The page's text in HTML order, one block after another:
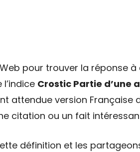
pour trouver la réponse
Crostic Partie d’une
attendue version
citation ou un fait
définition et les